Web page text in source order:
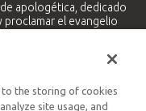
apologética, dedicado
proclamar el evangelio
y Latinoamericano
to the storing of cookies
site usage, and